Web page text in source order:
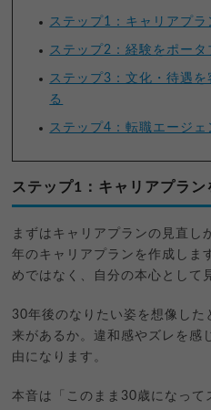
ステップ1：キャリアプラ
ステップ2：経験をポータ
ステップ3：文化・待遇
る
ステップ4：転職エージェ
ステップ1：キャリアプラン
まずはキャリアプランの見直し
年のキャリアプランを作成しま
めではなく、自分の本心として
30年後のなりたい姿を想像した
来があるか。違和感やズレを感
由になります。
本音は「このまま30歳になって